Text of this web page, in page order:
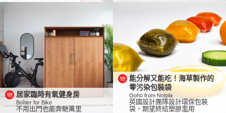
居家臨時有氧健身房
Boîtier for Bike
不用出門也能奔馳萬里
能分解又能吃！海草製作的
零污染包裝袋
Ooho from Notpla
英國設計團隊設計環保包裝
袋，期望終結塑膠濫用